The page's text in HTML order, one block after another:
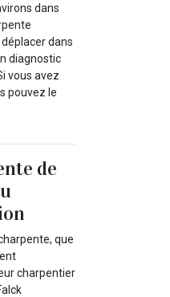
dans
dans
diagnostic
vous avez
pouvez le
de
que
charpentier